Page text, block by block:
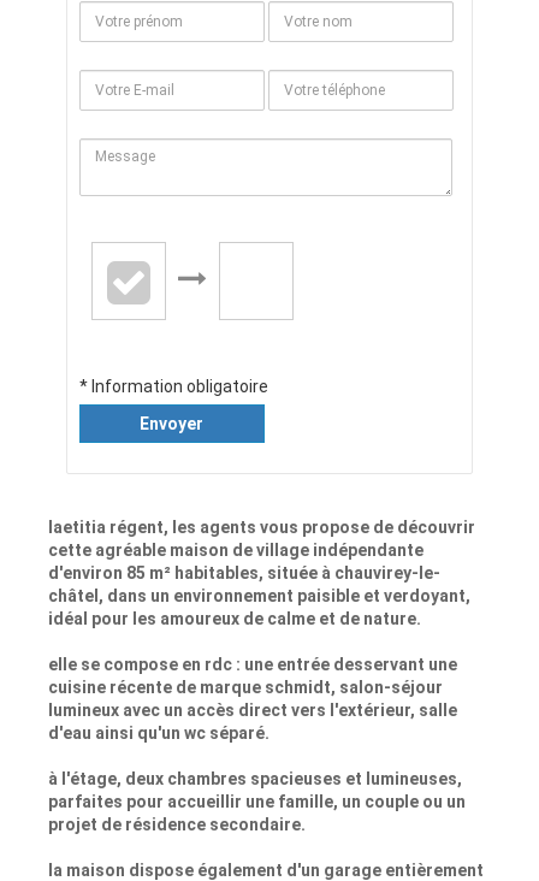
* Information obligatoire
Envoyer
laetitia régent, les agents vous propose de découvrir
cette agréable maison de village indépendante
d'environ 85 m² habitables, située à chauvirey-le-
châtel, dans un environnement paisible et verdoyant,
idéal pour les amoureux de calme et de nature.
elle se compose en rdc : une entrée desservant une
cuisine récente de marque schmidt, salon-séjour
lumineux avec un accès direct vers l'extérieur, salle
d'eau ainsi qu'un wc séparé.
à l'étage, deux chambres spacieuses et lumineuses,
parfaites pour accueillir une famille, un couple ou un
projet de résidence secondaire.
la maison dispose également d'un garage entièrement